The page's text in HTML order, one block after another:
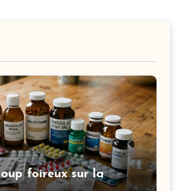
foireux sur la